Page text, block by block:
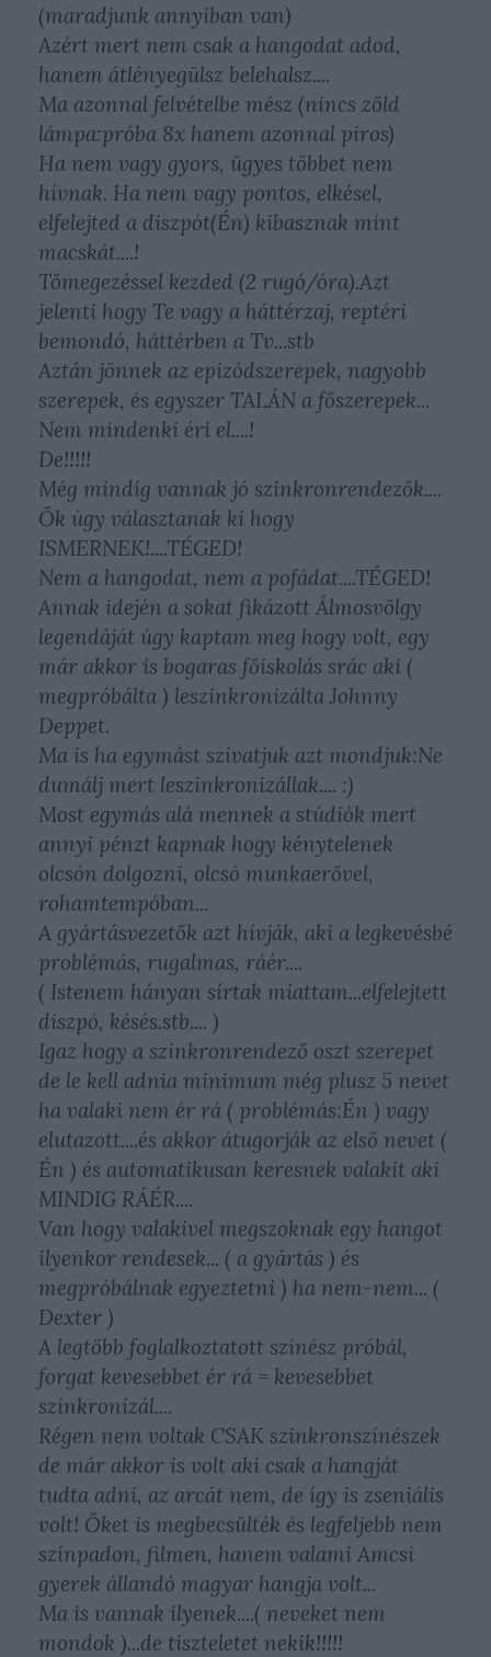
(maradjunk annyiban van)
Azért mert nem csak a hangodat adod,
hanem átlényegülsz belehalsz....
Ma azonnal felvételbe mész (nincs zöld
lámpa:próba 8x hanem azonnal piros)
Ha nem vagy gyors, ügyes többet nem
hívnak. Ha nem vagy pontos, elkésel,
elfelejted a diszpót(Én) kibasznak mint
macskát....!
Tömegezéssel kezded (2 rugó/óra).Azt
jelenti hogy Te vagy a háttérzaj, reptéri
bemondó, háttérben a Tv...stb
Aztán jönnek az epizódszerepek, nagyobb
szerepek, és egyszer TALÁN a főszerepek...
Nem mindenki éri el....!
De!!!!!
Még mindíg vannak jó szinkronrendezők....
Ők úgy választanak ki hogy
ISMERNEK!....TÉGED!
Nem a hangodat, nem a pofádat....TÉGED!
Annak idején a sokat fikázott Álmosvölgy
legendáját úgy kaptam meg hogy volt, egy
már akkor is bogaras főiskolás srác aki (
megpróbálta ) leszinkronizálta Johnny
Deppet.
Ma is ha egymást szivatjuk azt mondjuk:Ne
dumálj mert leszinkronizállak.... :)
Most egymás alá mennek a stúdiók mert
annyi pénzt kapnak hogy kénytelenek
olcsón dolgozni, olcsó munkaerővel,
rohamtempóban...
A gyártásvezetők azt hívják, aki a legkevésbé
problémás, rugalmas, ráér....
( Istenem hányan sírtak miattam...elfelejtett
diszpó, késés.stb.... )
Igaz hogy a szinkronrendező oszt szerepet
de le kell adnia minimum még plusz 5 nevet
ha valaki nem ér rá ( problémás:Én ) vagy
elutazott....és akkor átugorják az első nevet (
Én ) és automatikusan keresnek valakit aki
MINDIG RÁÉR....
Van hogy valakivel megszoknak egy hangot
ilyenkor rendesek... ( a gyártás ) és
megpróbálnak egyeztetni ) ha nem-nem... (
Dexter )
A legtöbb foglalkoztatott színész próbál,
forgat kevesebbet ér rá = kevesebbet
szinkronizál....
Régen nem voltak CSAK szinkronszínészek
de már akkor is volt aki csak a hangját
tudta adni, az arcát nem, de így is zseniális
volt! Őket is megbecsülték és legfeljebb nem
színpadon, filmen, hanem valami Amcsi
gyerek állandó magyar hangja volt...
Ma is vannak ilyenek....( neveket nem
mondok )...de tiszteletet nekik!!!!!